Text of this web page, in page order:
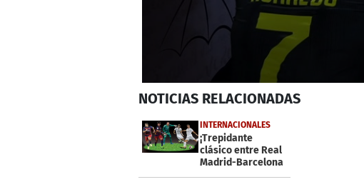
seconds
20
secondsVolume
0%
NOTICIAS RELACIONADAS
INTERNACIONALES
¡Trepidante
clásico entre Real
Madrid-Barcelona
en el Bernabéu!